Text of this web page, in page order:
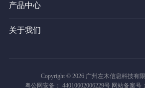
产品中心
关于我们
Copyright © 2026 广州左木信息科技有
粤公网安备： 44010602006229号 网站备案号：